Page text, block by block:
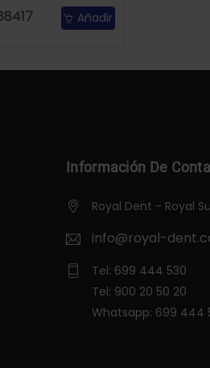
Añadir
Información De
Royal Dent - Royal
info@royal-
Tel: 699 444 530
Tel: 900 20 50 20
Whatsapp: 699 444